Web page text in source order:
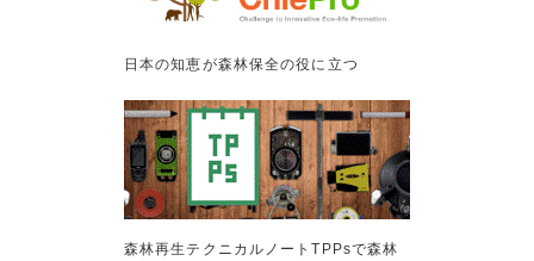
日本の知恵が森林保全の役に立つ
森林再生テクニカルノートTPPsで森林